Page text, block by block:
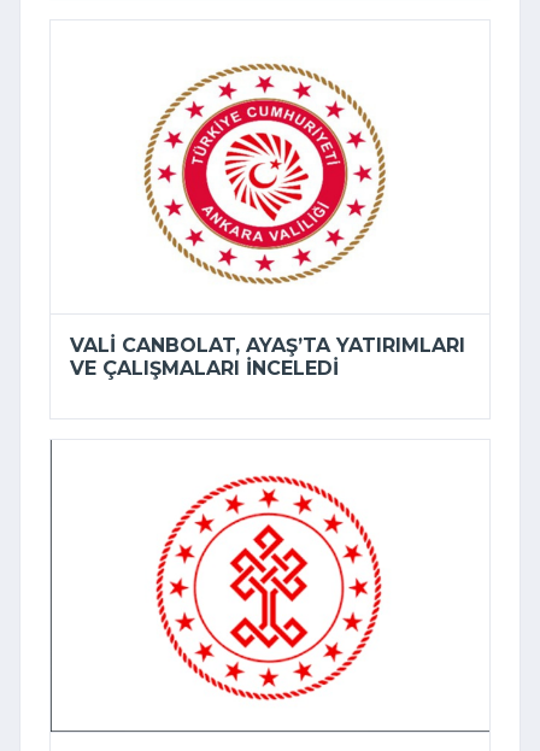
VALI CANBOLAT, AYAŞ’TA YATIRIMLARI
VE ÇALIŞMALARI INCELEDI